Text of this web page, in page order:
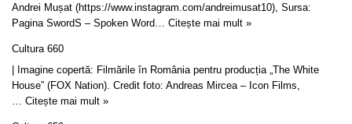
Andrei Mușat (https://www.instagram.com/andreimusat10), Sursa:
Pagina SwordS – Spoken Word… Citește mai mult »
Cultura 660
| Imagine copertă: Filmările în România pentru producția „The White
House” (FOX Nation). Credit foto: Andreas Mircea – Icon Films,
Citește mai mult »